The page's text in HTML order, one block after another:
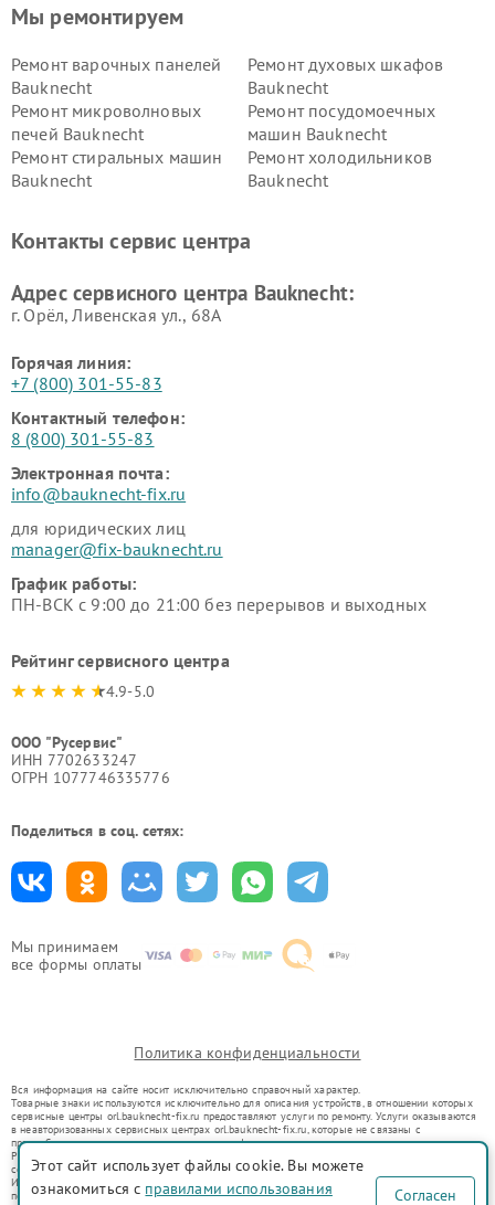
Мы принимаем
все формы оплаты
Мы ремонтируем
Ремонт варочных панелей
Bauknecht
Ремонт духовых шкафов
Bauknecht
Ремонт микроволновых
печей Bauknecht
Ремонт посудомоечных
машин Bauknecht
Ремонт стиральных машин
Bauknecht
Ремонт холодильников
Bauknecht
Контакты сервис центра
Адрес сервисного центра Bauknecht:
г. Орёл, Ливенская ул., 68А
Горячая линия:
+7 (800) 301-55-83
Контактный телефон:
8 (800) 301-55-83
Электронная почта:
info@bauknecht-fix.ru
для юридических лиц
manager@fix-bauknecht.ru
График работы:
ПН-ВСК с 9:00 до 21:00 без перерывов и выходных
Рейтинг сервисного центра
4.9-5.0
ООО "Русервис"
ИНН 7702633247
ОГРН 1077746335776
Поделиться в соц. сетях:
Политика конфиденциальности
Вся информация на сайте носит исключительно справочный характер.
Товарные знаки используются исключительно для описания устройств, в отношении которых
сервисные центры orl.bauknecht-fix.ru предоставляют услуги по ремонту. Услуги оказываются
в неавторизованных сервисных центрах orl.bauknecht-fix.ru, которые не связаны с
правообладателями товарных знаков или их официальными представителями.
Ремонт осуществляется для устройств, уже введенных в гражданский оборот в соответствии
со статьей 1487 ГК РФ.
Использование товарных знаков не преследует цели индивидуализации услуг или введения
потребителей в заблуждение, а служит для информирования о предоставляемых услугах по
Этот сайт использует файлы cookie. Вы можете
ознакомиться с правилами использования
Согласен